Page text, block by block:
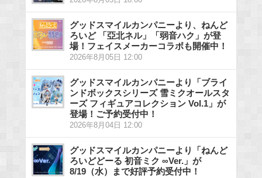
グッドスマイルカンパニーより、ねんど
ろいど 「亞北ネル」「弱音ハク」が登
場！フェイスメーカーコラボも開催中！
2026年8月05日 12:00
グッドスマイルカンパニーより「ブライ
ンドボックスシリーズ 雪ミクオールスタ
ーズ フィギュアコレクション Vol.1」が
登場！ご予約受付中！
2026年8月04日 12:00
グッドスマイルカンパニーより「ねんど
ろいどどーる 初音ミク ∞Ver.」が
8/19（水）まで好評予約受付中！